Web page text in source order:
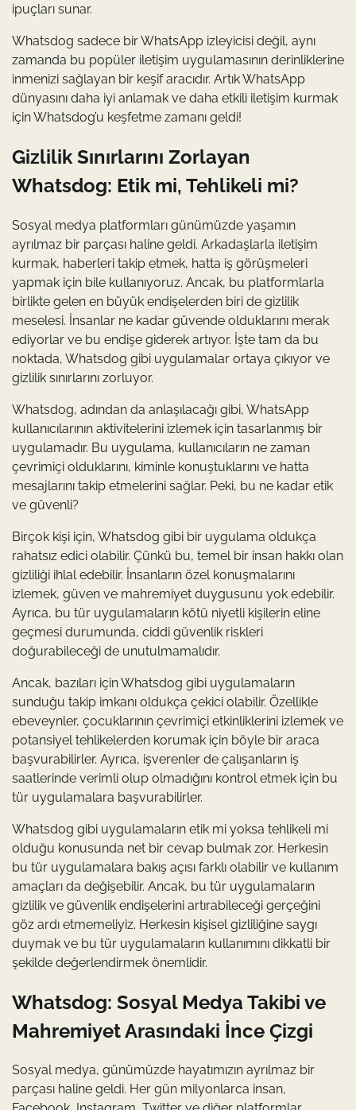
ipuçları sunar.
Whatsdog sadece bir WhatsApp izleyicisi değil, aynı
zamanda bu popüler iletişim uygulamasının derinliklerine
inmenizi sağlayan bir keşif aracıdır. Artık WhatsApp
dünyasını daha iyi anlamak ve daha etkili iletişim kurmak
için Whatsdog’u keşfetme zamanı geldi!
Gizlilik Sınırlarını Zorlayan
Whatsdog: Etik mi, Tehlikeli mi?
Sosyal medya platformları günümüzde yaşamın
ayrılmaz bir parçası haline geldi. Arkadaşlarla iletişim
kurmak, haberleri takip etmek, hatta iş görüşmeleri
yapmak için bile kullanıyoruz. Ancak, bu platformlarla
birlikte gelen en büyük endişelerden biri de gizlilik
meselesi. İnsanlar ne kadar güvende olduklarını merak
ediyorlar ve bu endişe giderek artıyor. İşte tam da bu
noktada, Whatsdog gibi uygulamalar ortaya çıkıyor ve
gizlilik sınırlarını zorluyor.
Whatsdog, adından da anlaşılacağı gibi, WhatsApp
kullanıcılarının aktivitelerini izlemek için tasarlanmış bir
uygulamadır. Bu uygulama, kullanıcıların ne zaman
çevrimiçi olduklarını, kiminle konuştuklarını ve hatta
mesajlarını takip etmelerini sağlar. Peki, bu ne kadar etik
ve güvenli?
Birçok kişi için, Whatsdog gibi bir uygulama oldukça
rahatsız edici olabilir. Çünkü bu, temel bir insan hakkı olan
gizliliği ihlal edebilir. İnsanların özel konuşmalarını
izlemek, güven ve mahremiyet duygusunu yok edebilir.
Ayrıca, bu tür uygulamaların kötü niyetli kişilerin eline
geçmesi durumunda, ciddi güvenlik riskleri
doğurabileceği de unutulmamalıdır.
Ancak, bazıları için Whatsdog gibi uygulamaların
sunduğu takip imkanı oldukça çekici olabilir. Özellikle
ebeveynler, çocuklarının çevrimiçi etkinliklerini izlemek ve
potansiyel tehlikelerden korumak için böyle bir araca
başvurabilirler. Ayrıca, işverenler de çalışanların iş
saatlerinde verimli olup olmadığını kontrol etmek için bu
tür uygulamalara başvurabilirler.
Whatsdog gibi uygulamaların etik mi yoksa tehlikeli mi
olduğu konusunda net bir cevap bulmak zor. Herkesin
bu tür uygulamalara bakış açısı farklı olabilir ve kullanım
amaçları da değişebilir. Ancak, bu tür uygulamaların
gizlilik ve güvenlik endişelerini artırabileceği gerçeğini
göz ardı etmemeliyiz. Herkesin kişisel gizliliğine saygı
duymak ve bu tür uygulamaların kullanımını dikkatli bir
şekilde değerlendirmek önemlidir.
Whatsdog: Sosyal Medya Takibi ve
Mahremiyet Arasındaki İnce Çizgi
Sosyal medya, günümüzde hayatımızın ayrılmaz bir
parçası haline geldi. Her gün milyonlarca insan,